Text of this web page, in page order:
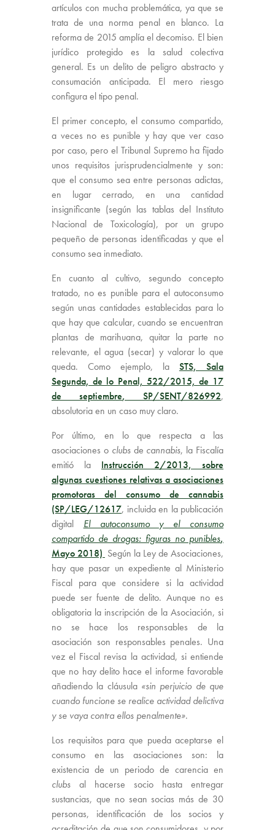
artículos con mucha problemática, ya que se
trata de una norma penal en blanco. La
reforma de 2015 amplía el decomiso. El bien
jurídico protegido es la salud colectiva
general. Es un delito de peligro abstracto y
consumación anticipada. El mero riesgo
configura el tipo penal.
El primer concepto, el consumo compartido,
a veces no es punible y hay que ver caso
por caso, pero el Tribunal Supremo ha fijado
unos requisitos jurisprudencialmente y son:
que el consumo sea entre personas adictas,
en lugar cerrado, en una cantidad
insignificante (según las tablas del Instituto
Nacional de Toxicología), por un grupo
pequeño de personas identificadas y que el
consumo sea inmediato.
En cuanto al cultivo, segundo concepto
tratado, no es punible para el autoconsumo
según unas cantidades establecidas para lo
que hay que calcular, cuando se encuentran
plantas de marihuana, quitar la parte no
relevante, el agua (secar) y valorar lo que
queda. Como ejemplo, la STS, Sala
Segunda, de lo Penal, 522/2015, de 17
de septiembre, SP/SENT/826992,
absolutoria en un caso muy claro.
Por último, en lo que respecta a las
asociaciones o clubsde cannabis, la Fiscalía
emitió la Instrucción 2/2013, sobre
algunas cuestiones relativas a asociaciones
promotoras del consumo de cannabis
(SP/LEG/12617, incluida en la publicación
digital El autoconsumo y el consumo
compartido de drogas: figuras no punibles,
Mayo 2018) Según la Ley de Asociaciones,
hay que pasar un expediente al Ministerio
Fiscal para que considere si la actividad
puede ser fuente de delito. Aunque no es
obligatoria la inscripción de la Asociación, si
no se hace los responsables de la
asociación son responsables penales. Una
vez el Fiscal revisa la actividad, si entiende
que no hay delito hace el informe favorable
añadiendo la cláusula «sin perjuicio de que
cuando funcione se realice actividad delictiva
y se vaya contra ellos penalmente».
Los requisitos para que pueda aceptarse el
consumo en las asociaciones son: la
existencia de un periodo de carencia en
clubs al hacerse socio hasta entregar
sustancias, que no sean socias más de 30
personas, identificación de los socios y